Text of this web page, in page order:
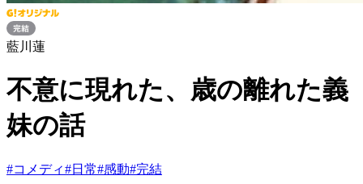
藍川蓮
不意に現れた、歳の離れた義
妹の話
#コメディ#日常#感動#完結